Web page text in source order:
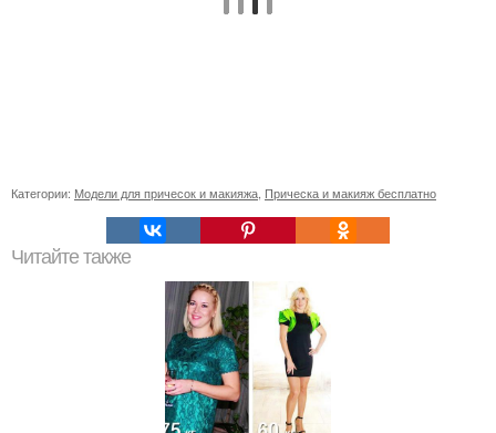
Категории: Модели для причесок и макияжа Прическа и макияж бесплатно
Читайте также